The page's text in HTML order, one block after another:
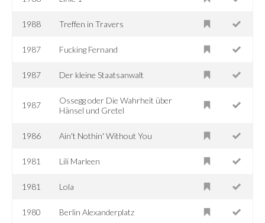
1988 Treffen in Travers
1987 Fucking Fernand
1987 Der kleine Staatsanwalt
1987
Ossegg oder Die Wahrheit über
Hänsel und Gretel
1986 Ain't Nothin' Without You
1981 Lili Marleen
1981 Lola
1980 Berlin Alexanderplatz